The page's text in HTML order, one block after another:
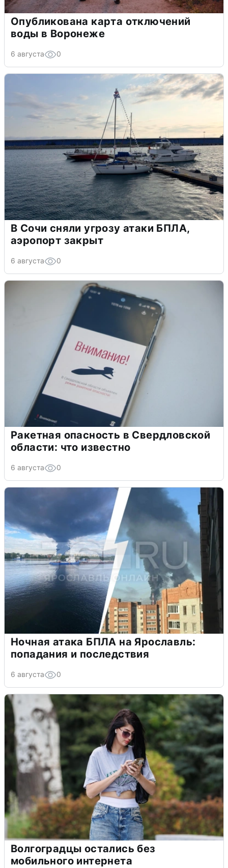
Опубликована карта отключений
воды в Воронеже
6 августа 0
В Сочи сняли угрозу атаки БПЛА,
аэропорт закрыт
6 августа 0
Ракетная опасность в Свердловской
области: что известно
6 августа 0
Ночная атака БПЛА на Ярославль:
попадания и последствия
6 августа 0
Волгоградцы остались без
мобильного интернета